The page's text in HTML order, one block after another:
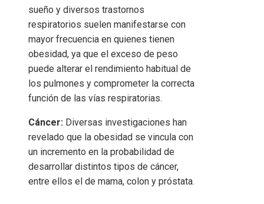
sueño y diversos trastornos
respiratorios suelen manifestarse con
mayor frecuencia en quienes tienen
obesidad, ya que el exceso de peso
puede alterar el rendimiento habitual de
los pulmones y comprometer la correcta
función de las vías respiratorias.
Cáncer: Diversas investigaciones han
revelado que la obesidad se vincula con
un incremento en la probabilidad de
desarrollar distintos tipos de cáncer,
entre ellos el de mama, colon y próstata.